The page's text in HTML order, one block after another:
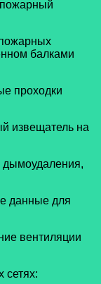
балками
проходки
извещатель на
данные для
вентиляции
сетях: